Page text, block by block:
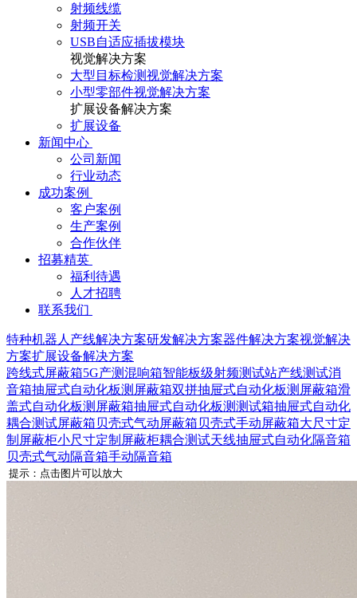
射频线缆
射频开关
USB自适应插拔模块
视觉解决方案
大型目标检测视觉解决方案
小型零部件视觉解决方案
扩展设备解决方案
扩展设备
新闻中心
公司新闻
行业动态
成功案例
客户案例
生产案例
合作伙伴
招募精英
福利待遇
人才招聘
联系我们
特种机器人产线解决方案研发解决方案器件解决方案视觉解决
方案扩展设备解决方案
跨线式屏蔽箱5G产测混响箱智能板级射频测试站产线测试消
音箱抽屉式自动化板测屏蔽箱双拼抽屉式自动化板测屏蔽箱滑
盖式自动化板测屏蔽箱抽屉式自动化板测测试箱抽屉式自动化
耦合测试屏蔽箱贝壳式气动屏蔽箱贝壳式手动屏蔽箱大尺寸定
制屏蔽柜小尺寸定制屏蔽柜耦合测试天线抽屉式自动化隔音箱
贝壳式气动隔音箱手动隔音箱
提示：点击图片可以放大